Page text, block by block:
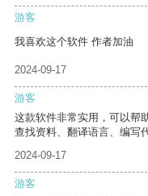
游客
我喜欢这个软件 作者加油
2024-09-17
游客
这款软件非常实用，可以帮
查找资料、翻译语言、编写
2024-09-17
游客